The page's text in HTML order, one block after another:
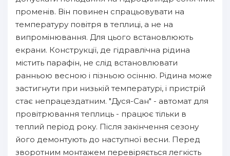
променів. Він повинен спрацьовувати на
температуру повітря в теплиці, а не на
випромінювання. Для цього встановлюють
екрани. Конструкції, де гідравлічна рідина
містить парафін, не слід встановлювати
ранньою весною і пізньою осінню. Рідина може
застигнути при низькій температурі, і пристрій
стає непрацездатним. "Дуся-Сан" - автомат для
провітрювання теплиць - працює тільки в
теплий період року. Після закінчення сезону
його демонтують до наступної весни. Перед
зворотним монтажем перевіряється легкість